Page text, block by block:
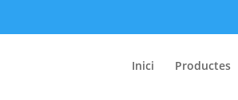
Inici Productes